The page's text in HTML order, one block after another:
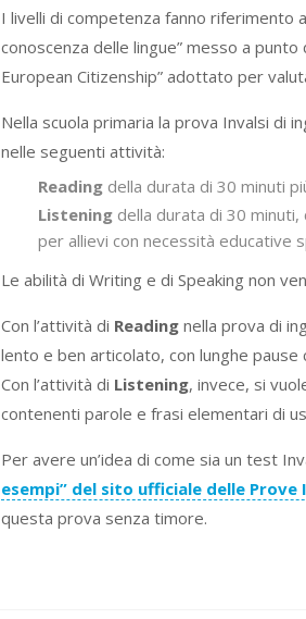
I livelli di competenza fanno riferimento
conoscenza delle lingue” messo a
European Citizenship” adottato per
Nella scuola primaria la prova Invalsi di
nelle seguenti attività:
Reading della durata di 30 minuti
Listening della durata di 30
per allievi con necessità educative
Le abilità di Writing e di Speaking non
Con l’attività di Reading nella prova di
lento e ben articolato, con lunghe
Con l’attività di Listening, invece, si
contenenti parole e frasi elementari di
Per avere un’idea di come sia un test
esempi” del sito ufficiale delle Prove
questa prova senza timore.